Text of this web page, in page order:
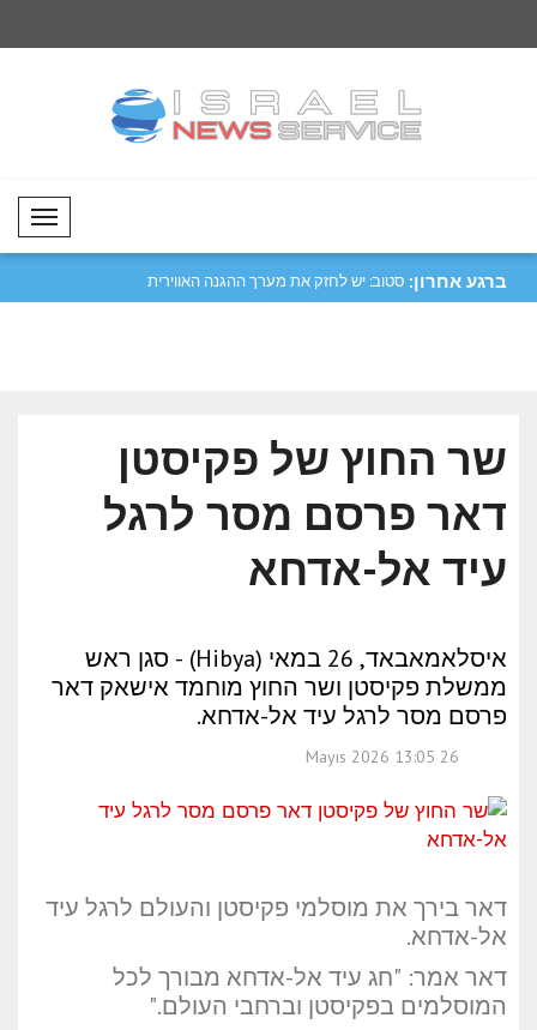
Mobil Menü
ברגע אחרון: סטוב: יש לחזק את מערך ההגנה האווירית אמיתית של
שר החוץ של פקיסטן
דאר פרסם מסר לרגל
עיד אל-אדחא
איסלאמאבאד, 26 במאי (Hibya) - סגן ראש
ממשלת פקיסטן ושר החוץ מוחמד אישאק דאר
פרסם מסר לרגל עיד אל-אדחא.
26 Mayıs 2026 13:05
דארבירך את מוסלמי פקיסטן והעולם לרגל עיד
אל-אדחא.
דאר אמר: "חג עיד אל-אדחא מבורך לכל
המוסלמים בפקיסטן וברחבי העולם."